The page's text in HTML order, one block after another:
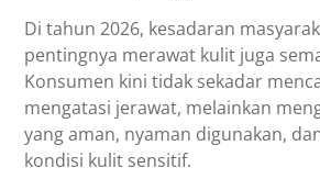
Di tahun 2026, kesadaran
pentingnya merawat kulit juga
Konsumen kini tidak sekadar
mengatasi jerawat, melainkan
yang aman, nyaman digunakan,
kondisi kulit sensitif.